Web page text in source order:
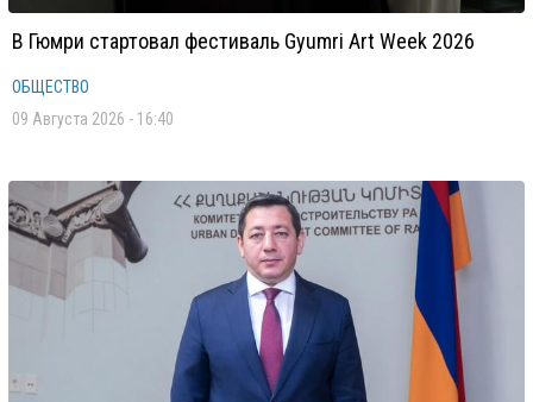
В Гюмри стартовал фестиваль Gyumri Art Week 2026
ОБЩЕСТВО
09 Августа 2026 - 16:40